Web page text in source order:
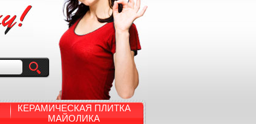
КЕРАМИЧЕСКАЯ ПЛИТКА
МАЙОЛИКА